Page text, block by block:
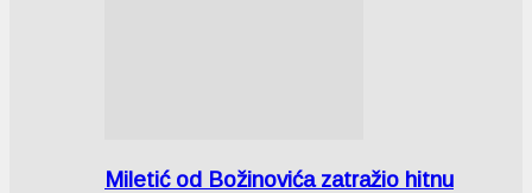
Miletić od Božinovića zatražio hitnu